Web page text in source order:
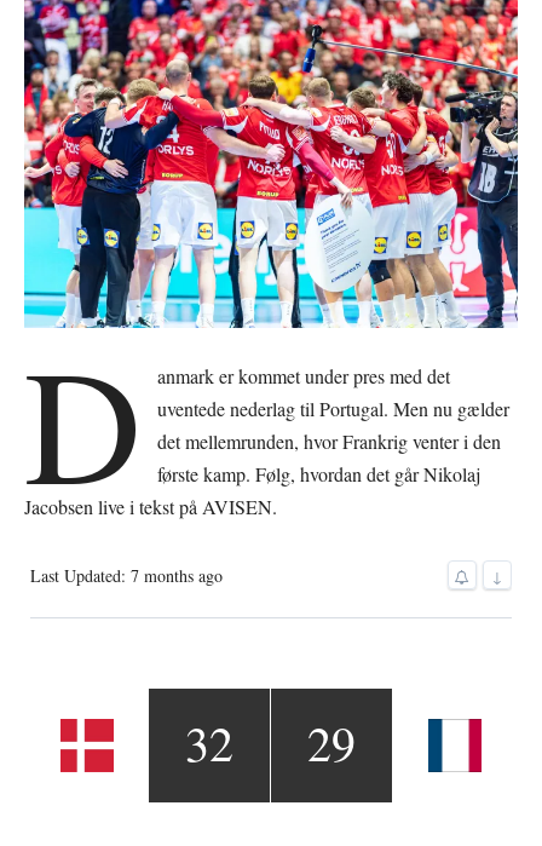
D
anmark er kommet under pres med det
uventede nederlag til Portugal. Men nu gælder
det mellemrunden, hvor Frankrig venter i den
første kamp. Følg, hvordan det går Nikolaj
Jacobsen live i tekst på AVISEN.
Last Updated: 7 months ago ↓
32 29